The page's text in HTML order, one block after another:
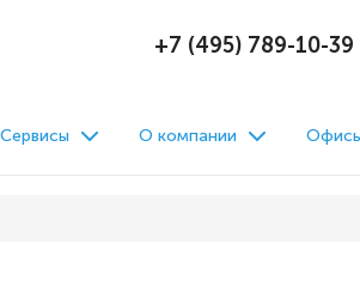
+7 (495) 789-10-39
Сервисы О компании